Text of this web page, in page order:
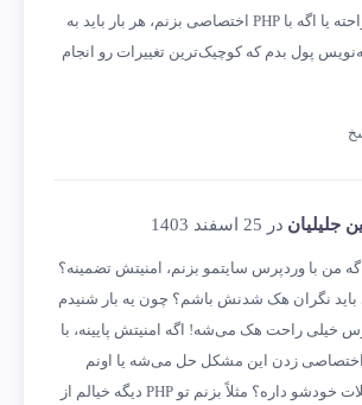
کارا راحته یا اگه با PHP اختصاصی بزنم، هر بار باید به
پول بدم که کوچیک‌ترین تغییرات رو انجام
جلیلیان در 25 اسفند 1403
من با وردپرس سایتمو بزنم، امنیتش تضمینه؟
باید نگران هک شدنش باشم؟ چون یه بار شنیدم
خیلی راحت هک می‌شه! اگه امنیتش پایینه، با
PHP اختصاصی زدن این مشکل حل می‌شه یا اونم
مشکلات خودشو داره؟ مثلاً بزنم تو PHP دیگه خیالم از